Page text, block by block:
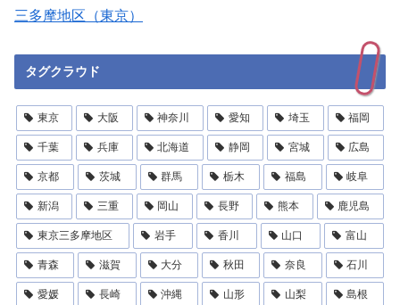
三多摩地区（東京）
タグクラウド
東京 大阪 神奈川 愛知 埼玉 福岡
千葉 兵庫 北海道 静岡 宮城 広島
京都 茨城 群馬 栃木 福島 岐阜
新潟 三重 岡山 長野 熊本 鹿児島
東京三多摩地区 岩手 香川 山口 富山
青森 滋賀 大分 秋田 奈良 石川
愛媛 長崎 沖縄 山形 山梨 島根